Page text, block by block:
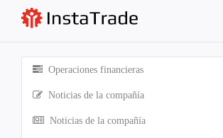
Operaciones financieras
Noticias de la compañía
Noticias de la compañía